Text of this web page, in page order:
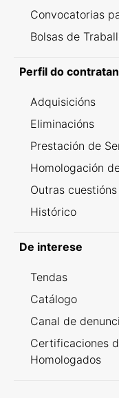
Convocatorias
Bolsas de
Perfil do
Adquisicións
Eliminacións
Prestación de
Homologación
Outras
Histórico
De interese
Tendas
Catálogo
Canal de
Certificaciones
Homologados